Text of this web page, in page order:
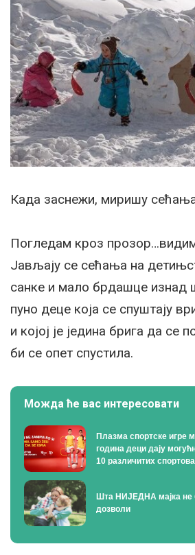
Када заснежи, миришу
Погледам кроз прозор…видим
Јављају се сећања на
санке и мало брдашце изнад
пуно деце која се спуштају
и којој је једина брига да се
би се опет спустила.
Можда ће вас интересовати
Плазма спортске игре
година деци дају
10 различитих спортова
Шта НИЈЕДНА мајка не
дозволи